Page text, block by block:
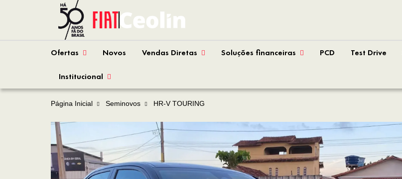
Ofertas Novos Vendas Diretas Soluções financeiras PCD Test Drive
Institucional
Página Inicial Seminovos HR-V TOURING